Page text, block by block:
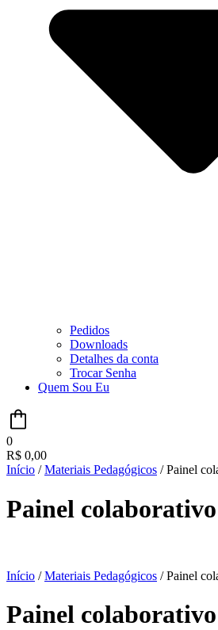
Pedidos
Downloads
Detalhes da conta
Trocar Senha
Quem Sou Eu
0
R$ 0,00
Início /Materiais Pedagógicos / Painel
Painel
Início /Materiais Pedagógicos / Painel
Painel